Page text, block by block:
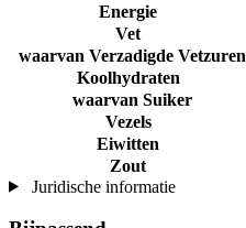
Energie
Vet
waarvan Verzadigde Vetzuren
Koolhydraten
waarvan Suiker
Vezels
Eiwitten
Zout
Juridische informatie